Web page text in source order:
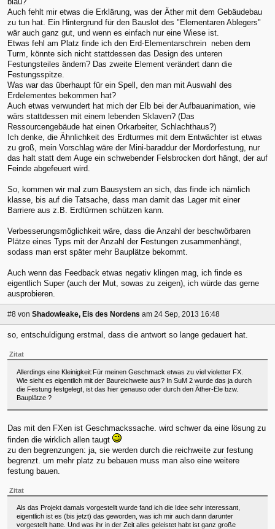
Auch fehlt mir etwas die Erklärung, was der Äther mit dem Gebäudebau
zu tun hat. Ein Hintergrund für den Bauslot des "Elementaren Ablegers"
wär auch ganz gut, und wenn es einfach nur eine Wiese ist.
Etwas fehl am Platz finde ich den Erd-Elementarschrein neben dem
Turm, könnte sich nicht stattdessen das Design des unteren
Festungsteiles ändern? Das zweite Element verändert dann die
Festungsspitze.
Was war das überhaupt für ein Spell, den man mit Auswahl des
Erdelementes bekommen hat?
Auch etwas verwundert hat mich der Elb bei der Aufbauanimation, wie
wärs stattdessen mit einem lebenden Sklaven? (Das
Ressourcengebäude hat einen Orkarbeiter, Schlachthaus?)
Ich denke, die Ähnlichkeit des Erdturmes mit dem Entwächter ist etwas
zu groß, mein Vorschlag wäre der Mini-baraddur der Mordorfestung, nur
das halt statt dem Auge ein schwebender Felsbrocken dort hängt, der auf
Feinde abgefeuert wird.
So, kommen wir mal zum Bausystem an sich, das finde ich nämlich
klasse, bis auf die Tatsache, dass man damit das Lager mit einer
Barriere aus z.B. Erdtürmen schützen kann.
Verbesserungsmöglichkeit wäre, dass die Anzahl der beschwörbaren
Plätze eines Typs mit der Anzahl der Festungen zusammenhängt,
sodass man erst später mehr Bauplätze bekommt.
Auch wenn das Feedback etwas negativ klingen mag, ich finde es
eigentlich Super (auch der Mut, sowas zu zeigen), ich würde das gerne
ausprobieren.
#8 von Shadowleake, Eis des Nordens am 24 Sep, 2013 16:48
so, entschuldigung erstmal, dass die antwort so lange gedauert hat.
Zitat
Allerdings eine Kleinigkeit:Für meinen Geschmack etwas zu viel violetter FX.
Wie sieht es eigentlich mit der Baureichweite aus? In SuM 2 wurde das ja durch
die Festung festgelegt, ist das hier genauso oder durch den Äther-Ele bzw.
Bauplätze ?
Das mit den FXen ist Geschmackssache. wird schwer da eine lösung zu
finden die wirklich allen taugt
zu den begrenzungen: ja, sie werden durch die reichweite zur festung
begrenzt. um mehr platz zu bebauen muss man also eine weitere
festung bauen.
Zitat
Als das Projekt damals vorgestellt wurde fand ich die Idee sehr interessant,
eigentlich ist es (bis jetzt) das geworden, was ich mir auch dann darunter
vorgestellt hatte. Und was ihr in der Zeit alles geleistet habt ist ganz große